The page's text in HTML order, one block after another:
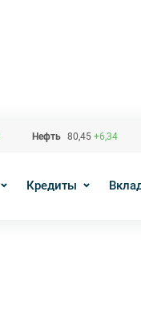
Нефть 80,45 +6,34
Кредиты